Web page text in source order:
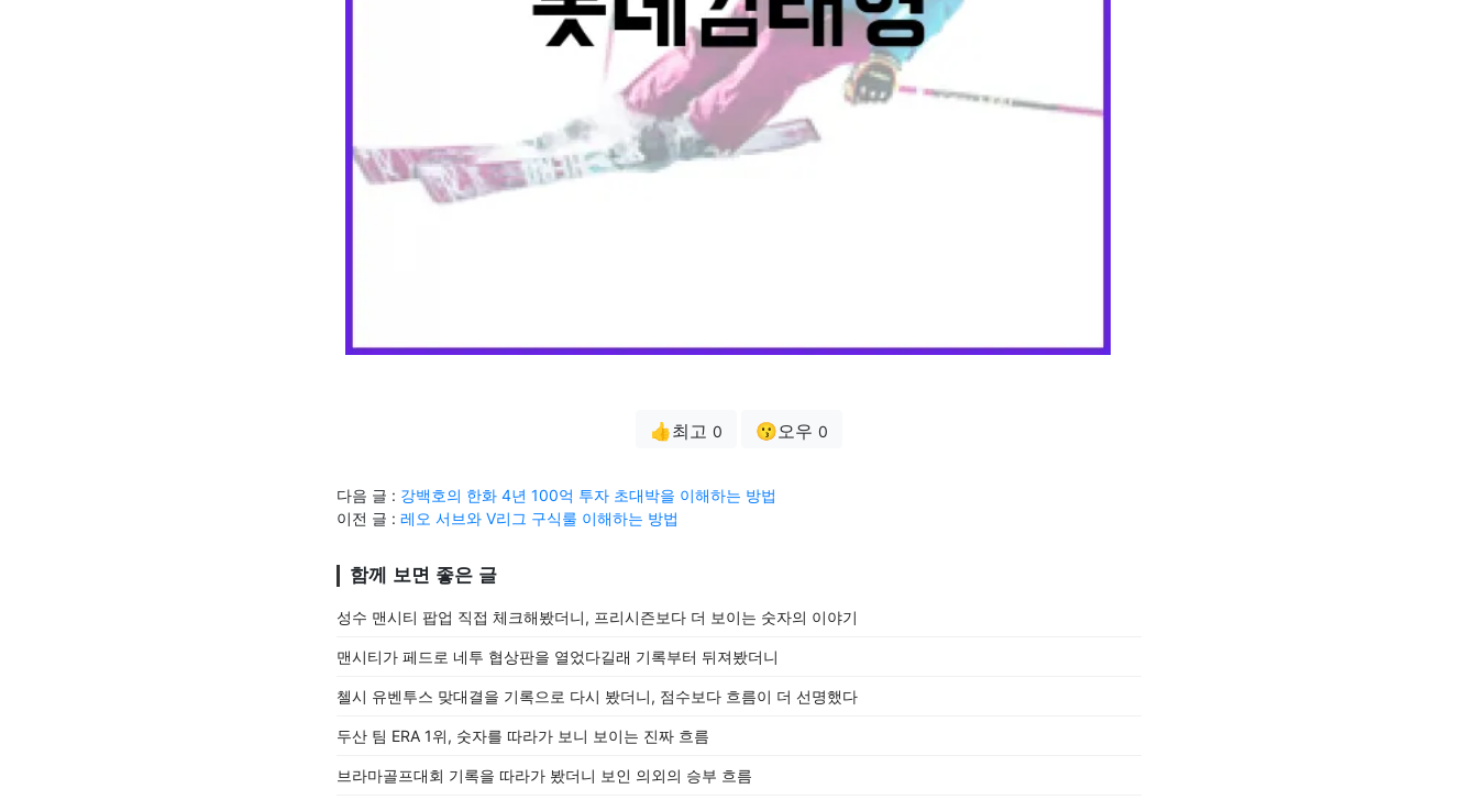
👍최고 0 😗오우 0
다음 글 : 강백호의 한화 4년 100억 투자 초대박을 이해하는 방법
이전 글 : 레오 서브와 V리그 구식룰 이해하는 방법
함께 보면 좋은 글
성수 맨시티 팝업 직접 체크해봤더니, 프리시즌보다 더 보이는 숫자의 이야기
맨시티가 페드로 네투 협상판을 열었다길래 기록부터 뒤져봤더니
첼시 유벤투스 맞대결을 기록으로 다시 봤더니, 점수보다 흐름이 더 선명했다
두산 팀 ERA 1위, 숫자를 따라가 보니 보이는 진짜 흐름
브라마골프대회 기록을 따라가 봤더니 보인 의외의 승부 흐름